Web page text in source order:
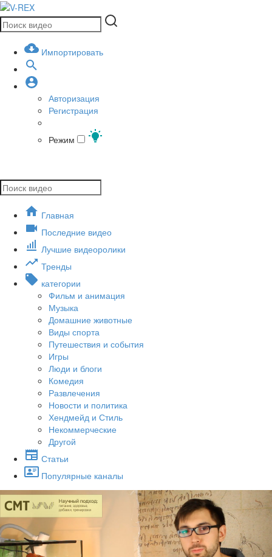
Импортировать
Авторизация
Регистрация
Режим
Главная
Последние видео
Лучшие видеоролики
Тренды
категории
Фильм и анимация
Музыка
Домашние животные
Виды спорта
Путешествия и события
Игры
Люди и блоги
Комедия
Развлечения
Новости и политика
Хендмейд и Стиль
Некоммерческие
Другой
Статьи
Популярные каналы